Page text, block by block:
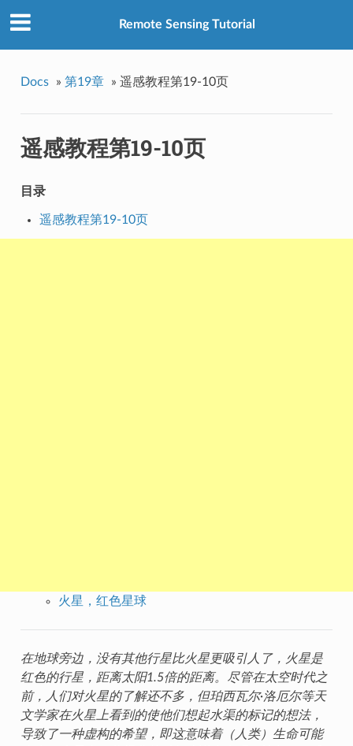
Remote Sensing Tutorial
Docs » 第19章 » 遥感教程第19-10页
遥感教程第19-10页
目录
遥感教程第19-10页
火星，红色星球
在地球旁边，没有其他行星比火星更吸引人了，火星是
红色的行星，距离太阳1.5倍的距离。尽管在太空时代之
前，人们对火星的了解还不多，但珀西瓦尔·洛厄尔等天
文学家在火星上看到的使他们想起水渠的标记的想法，
导致了一种虚构的希望，即这意味着（人类）生命可能